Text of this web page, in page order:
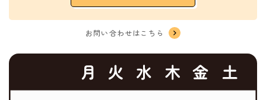
お問い合わせはこちら